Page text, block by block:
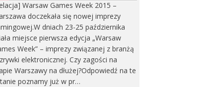
Warsaw Games Week 2015 –
doczekała się nowej imprezy
dniach 23-25 października
miejsce pierwsza edycja „Warsaw
Week” – imprezy związanej z branżą
elektronicznej. Czy zagości na
Warszawy na dłużej?Odpowiedź na te
poznamy już w pr…